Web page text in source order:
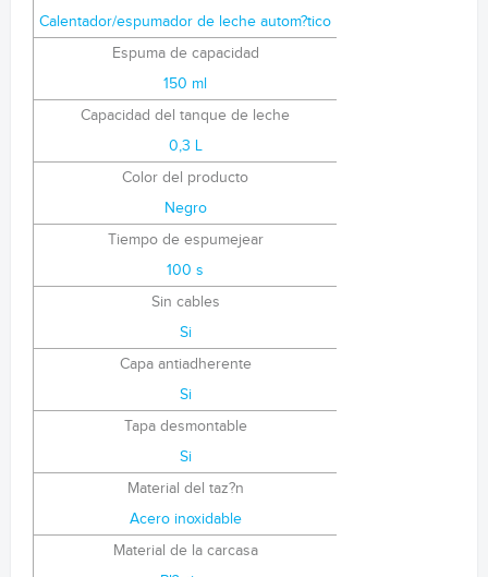
Calentador/espumador de leche autom?tico
Espuma de capacidad
150 ml
Capacidad del tanque de leche
0,3 L
Color del producto
Negro
Tiempo de espumejear
100 s
Sin cables
Si
Capa antiadherente
Si
Tapa desmontable
Si
Material del taz?n
Acero inoxidable
Material de la carcasa